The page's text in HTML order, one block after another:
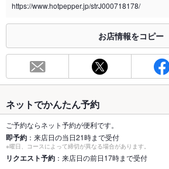
※2020年4月1日～受動喫煙対策に関する法律が施行されてい
総席数 127席
最大宴会収
64人
個室 あり ：半個室です
座敷 なし
掘りごたつ あり ：最大64名様
https://www.hotpepper.jp/strJ000718178/
お店情報をコピー
ネットでかんたん予約
ご予約ならネット予約が便利です。
即予約 ：来店日の当日21時まで受付
※曜日、コースによって締切が異なる場合があります。
リクエスト予約 ：来店日の前日17時まで受付